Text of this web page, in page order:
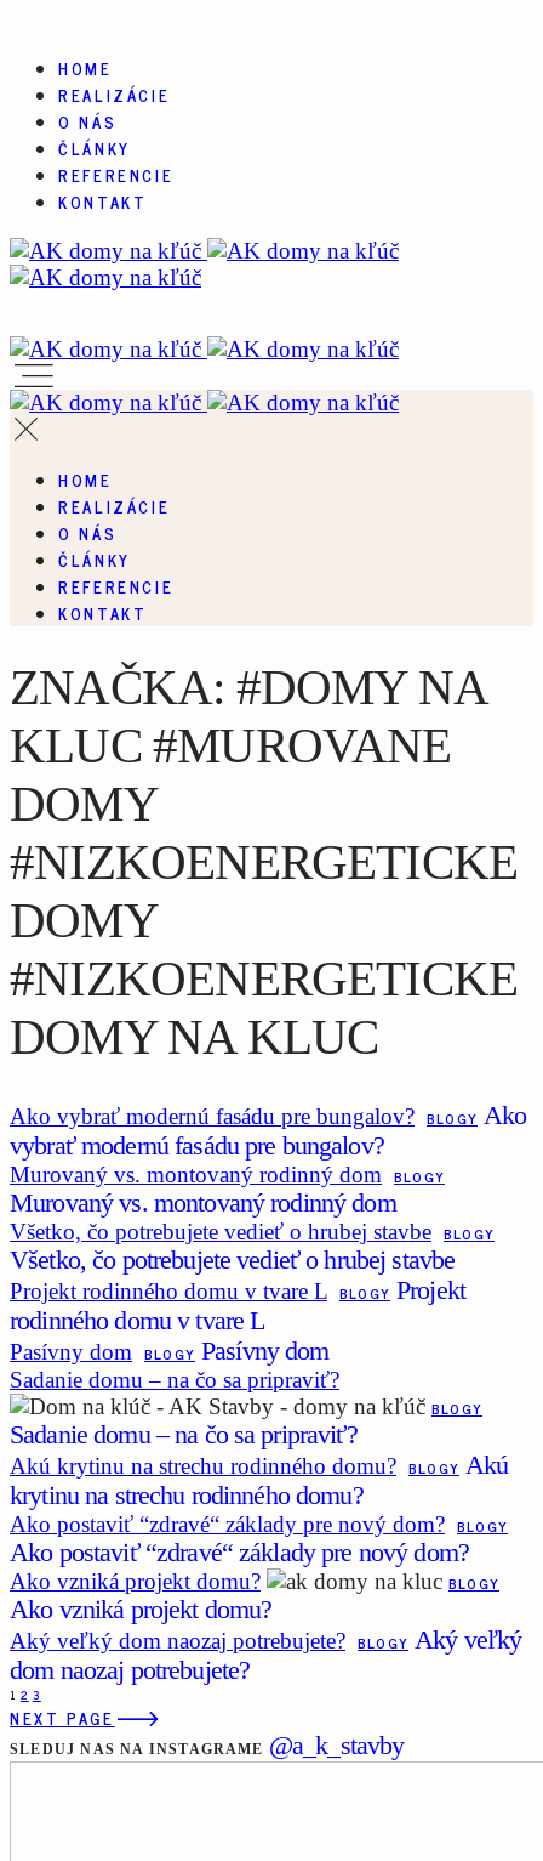
HOME
REALIZÁCIE
O NÁS
ČLÁNKY
REFERENCIE
KONTAKT
HOME
REALIZÁCIE
O NÁS
ČLÁNKY
REFERENCIE
KONTAKT
ZNAČKA: #DOMY NA
KLUC #MUROVANE
DOMY
#NIZKOENERGETICKE
DOMY
#NIZKOENERGETICKE
DOMY NA KLUC
Ako vybrať modernú fasádu pre bungalov? BLOGY Ako
vybrať modernú fasádu pre bungalov?
Murovaný vs. montovaný rodinný dom BLOGY
Murovaný vs. montovaný rodinný dom
Všetko, čo potrebujete vedieť o hrubej stavbe BLOGY
Všetko, čo potrebujete vedieť o hrubej stavbe
Projekt rodinného domu v tvare L BLOGY Projekt
rodinného domu v tvare L
Pasívny dom BLOGY Pasívny dom
Sadanie domu – na čo sa pripraviť?
BLOGY
Sadanie domu – na čo sa pripraviť?
Akú krytinu na strechu rodinného domu? BLOGY Akú
krytinu na strechu rodinného domu?
Ako postaviť “zdravé“ základy pre nový dom? BLOGY
Ako postaviť “zdravé“ základy pre nový dom?
Ako vzniká projekt domu? BLOGY
Ako vzniká projekt domu?
Aký veľký dom naozaj potrebujete? BLOGY Aký veľký
dom naozaj potrebujete?
1 2 3
NEXT PAGE
SLEDUJ NAS NA INSTAGRAME @a_k_stavby